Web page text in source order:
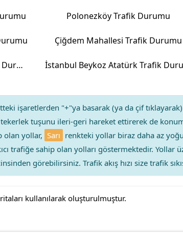
Polonezköy Trafik Durumu
Çiğdem Mahallesi Trafik Durumu
Anadolufeneri Mahallesi Trafik Durumu
işaretlerden "+"ya basarak (ya da çif
tuşunu ileri-geri hareket ettirerek de
olan yollar, Sarı renkteki yollar biraz daha az
trafiğe sahip olan yolları göstermektedir.
görebilirsiniz. Trafik akış hızı size trafik
kullanılarak oluşturulmuştur.